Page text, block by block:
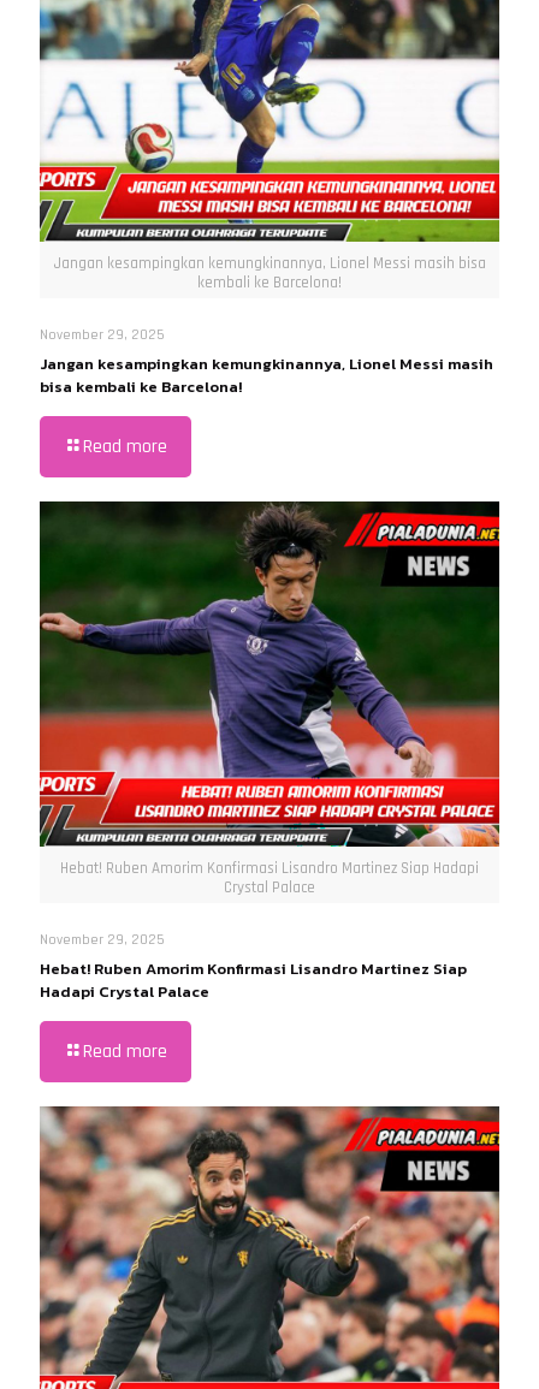
Jangan kesampingkan kemungkinannya, Lionel Messi masih bisa
kembali ke Barcelona!
November 29, 2025
Jangan kesampingkan kemungkinannya, Lionel Messi masih
bisa kembali ke Barcelona!
Read more
Hebat! Ruben Amorim Konfirmasi Lisandro Martinez Siap Hadapi
Crystal Palace
November 29, 2025
Hebat! Ruben Amorim Konfirmasi Lisandro Martinez Siap
Hadapi Crystal Palace
Read more